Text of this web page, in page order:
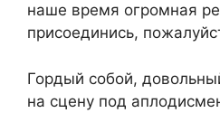
наше время огромная
присоединись,
Гордый собой,
на сцену под